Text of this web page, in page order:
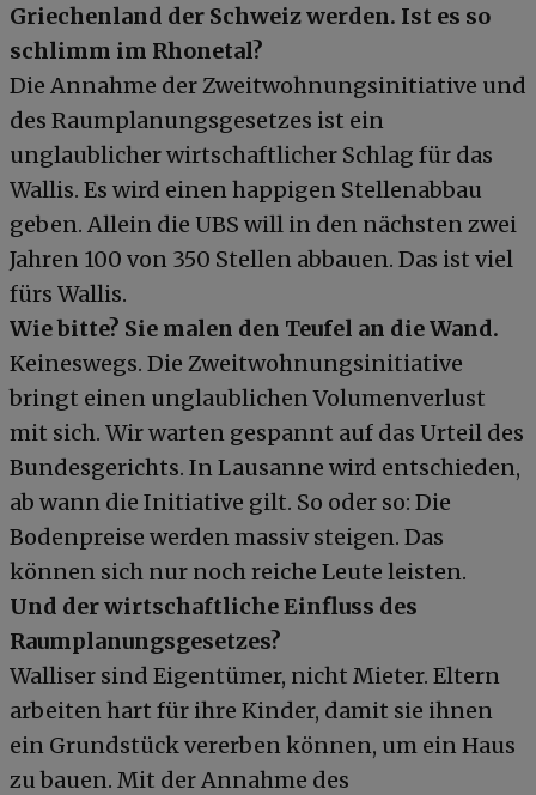
Griechenland der Schweiz werden. Ist es so
schlimm im Rhonetal?
Die Annahme der Zweitwohnungsinitiative und
des Raumplanungsgesetzes ist ein
unglaublicher wirtschaftlicher Schlag für das
Wallis. Es wird einen happigen Stellenabbau
geben. Allein die UBS will in den nächsten zwei
Jahren 100 von 350 Stellen abbauen. Das ist viel
fürs Wallis.
Wie bitte? Sie malen den Teufel an die Wand.
Keineswegs. Die Zweitwohnungsinitiative
bringt einen unglaublichen Volumenverlust
mit sich. Wir warten gespannt auf das Urteil des
Bundesgerichts. In Lausanne wird entschieden,
ab wann die Initiative gilt. So oder so: Die
Bodenpreise werden massiv steigen. Das
können sich nur noch reiche Leute leisten.
Und der wirtschaftliche Einfluss des
Raumplanungsgesetzes?
Walliser sind Eigentümer, nicht Mieter. Eltern
arbeiten hart für ihre Kinder, damit sie ihnen
ein Grundstück vererben können, um ein Haus
zu bauen. Mit der Annahme des